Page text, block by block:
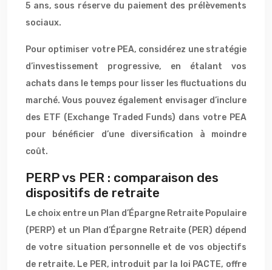
5 ans, sous réserve du paiement des prélèvements
sociaux.
Pour optimiser votre PEA, considérez une stratégie
d’investissement progressive, en étalant vos
achats dans le temps pour lisser les fluctuations du
marché. Vous pouvez également envisager d’inclure
des ETF (Exchange Traded Funds) dans votre PEA
pour bénéficier d’une diversification à moindre
coût.
PERP vs PER : comparaison des
dispositifs de retraite
Le choix entre un Plan d’Épargne Retraite Populaire
(PERP) et un Plan d’Épargne Retraite (PER) dépend
de votre situation personnelle et de vos objectifs
de retraite. Le PER, introduit par la loi PACTE, offre